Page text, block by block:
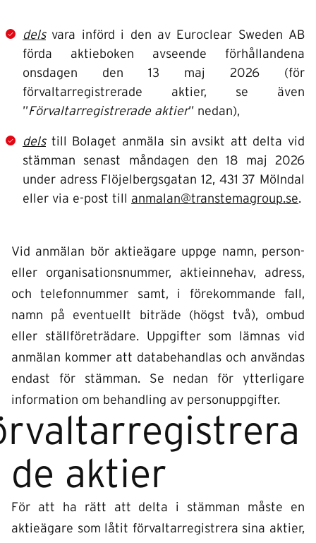
dels vara införd i den av Euroclear Sweden AB
förda aktieboken avseende förhållandena
onsdagen den 13 maj 2026 (för
förvaltarregistrerade aktier, se även
”Förvaltarregistrerade aktier” nedan),
dels till Bolaget anmäla sin avsikt att delta vid
stämman senast måndagen den 18 maj 2026
under adress Flöjelbergsgatan 12, 431 37 Mölndal
eller via e-post till anmalan@transtemagroup.se.
Vid anmälan bör aktieägare uppge namn, person-
eller organisationsnummer, aktieinnehav, adress,
och telefonnummer samt, i förekommande fall,
namn på eventuellt biträde (högst två), ombud
eller ställföreträdare. Uppgifter som lämnas vid
anmälan kommer att databehandlas och användas
endast för stämman. Se nedan för ytterligare
information om behandling av personuppgifter.
de aktier
För att ha rätt att delta i stämman måste en
aktieägare som låtit förvaltarregistrera sina aktier,